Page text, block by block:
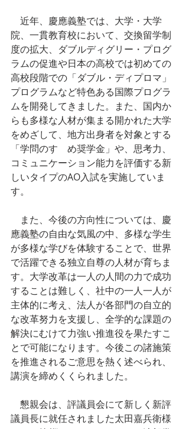
近年、慶應義塾では、大学・大学
院、一貫教育校において、交換留学制
度の拡大、ダブルディグリー・プログ
ラムの促進や日本の高校では初めての
高校段階での「ダブル・ディプロマ」
プログラムなど特色ある国際プログラ
ムを開発してきました。また、国内か
らも多様な人材が集まる開かれた大学
をめざして、地方出身者を対象とする
「学問のすゝめ奨学金」や、思考力、
コミュニケーション能力を評価する新
しいタイプのAO入試を実施していま
す。
また、今後の方向性については、慶
應義塾の自由な気風の中、多様な学生
が多様な学びを体験することで、世界
で活躍できる独立自尊の人材が育ちま
す。大学改革は一人の人間の力で成功
することは難しく、社中の一人一人が
主体的に考え、法人が各部門の自立的
な改革努力を支援し、全学的な課題の
解決にむけて力強い推進役を果たすこ
とで可能になります。今後この諸施策
を推進されるご意思を熱く述べられ、
講演を締めくくられました。
懇親会は、評議員会にて新しく新評
議員長に就任されました太田嘉兵衛様